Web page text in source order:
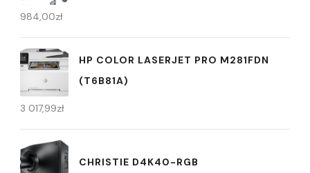
984,00zł
HP COLOR LASERJET PRO M281FDN
(T6B81A)
3 017,99zł
CHRISTIE D4K40-RGB